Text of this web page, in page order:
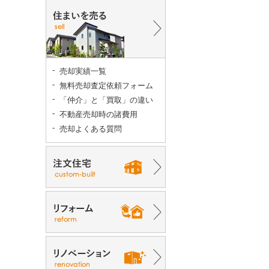
売却実績一覧
無料売却査定依頼フォーム
「仲介」と「買取」の違い
不動産売却時の諸費用
売却よくある質問